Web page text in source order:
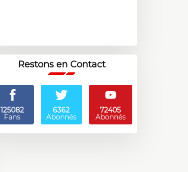
Restons en Contact
125082
Fans
6362
Abonnés
72405
Abonnés